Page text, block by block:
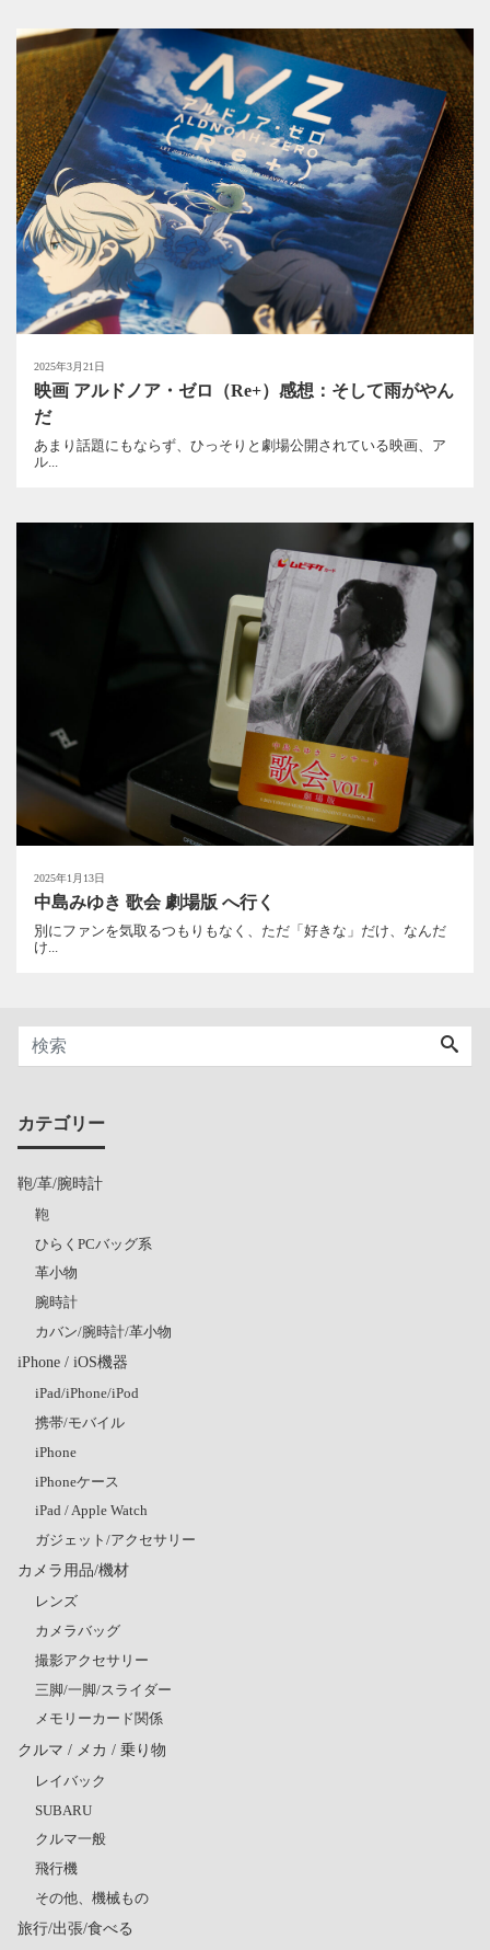
2025年3月21日
映画 アルドノア・ゼロ（Re+）感想：そして雨がやん
だ
あまり話題にもならず、ひっそりと劇場公開されている映画、ア
ル...
2025年1月13日
中島みゆき 歌会 劇場版 へ行く
別にファンを気取るつもりもなく、ただ「好きな」だけ、なんだ
け...
カテゴリー
鞄/革/腕時計
鞄
ひらくPCバッグ系
革小物
腕時計
カバン/腕時計/革小物
iPhone / iOS機器
iPad/iPhone/iPod
携帯/モバイル
iPhone
iPhoneケース
iPad / Apple Watch
ガジェット/アクセサリー
カメラ用品/機材
レンズ
カメラバッグ
撮影アクセサリー
三脚/一脚/スライダー
メモリーカード関係
クルマ / メカ / 乗り物
レイバック
SUBARU
クルマ一般
飛行機
その他、機械もの
旅行/出張/食べる